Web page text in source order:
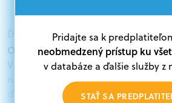
Ďalšie informácie:
Oprávnení žiadatelia:
V databáze grantov a dotácií na
nájdete aktuálne výzvy z
ďalších zdrojov.
Pridajte sa k
neobmedzený prístup ku
v databáze a ďalšie služby z
STAŤ SA